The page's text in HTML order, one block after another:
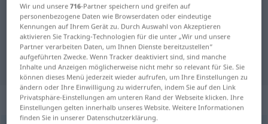
Englisch-Deutsch Übersetzung für
"dunnage"
"dunnage" Deutsch Übersetzung
„dunnage“: noun
Wir und unsere716-Partner speichern und greifen auf
personenbezogene Daten wie Browserdaten oder eindeutige
Kennungen auf Ihrem Gerät zu. Durch Auswahl von Akzeptieren
aktivieren Sie Tracking-Technologien für die unter „Wir und unsere
Partner verarbeiten Daten, um Ihnen Dienste bereitzustellen“
aufgeführten Zwecke. Wenn Tracker deaktiviert sind, sind manche
Inhalte und Anzeigen möglicherweise nicht mehr so relevant für Sie. Sie
können dieses Menü jederzeit wieder aufrufen, um Ihre Einstellungen zu
ändern oder Ihre Einwilligung zu widerrufen, indem Sie auf den Link
Privatsphäre-Einstellungen am unteren Rand der Webseite klicken. Ihre
Einstellungen gelten innerhalb unseres Website. Weitere Informationen
finden Sie in unserer Datenschutzerklärung.